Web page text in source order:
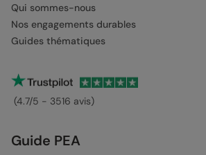
Qui sommes-nous
Nos engagements durables
Guides thématiques
(4.7/5 - 3516 avis)
Guide PEA